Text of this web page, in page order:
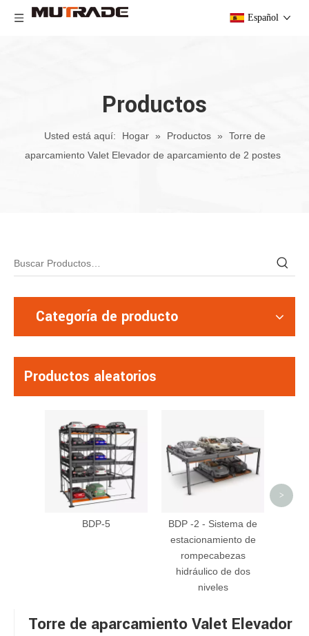
Español
Productos
Usted está aquí: Hogar » Productos » Torre de
aparcamiento Valet Elevador de aparcamiento de 2 postes
Categoría de producto
Productos aleatorios
BDP-5
BDP -2 - Sistema de
estacionamiento de
rompecabezas
hidráulico de dos
niveles
>
Torre de aparcamiento Valet Elevador